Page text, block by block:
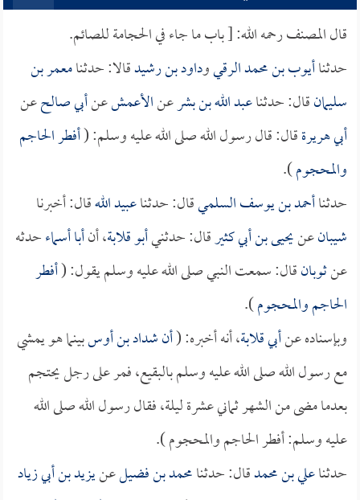
قال المصنف رحمه الله: [ باب ما جاء في الحجامة للصائم.
حدثناأيوب بن محمد الرقيوداود بن رشيدقالا: حدثنامعمر بن
سليمانقال: حدثناعبد الله بن بشرعنالأعمشعنأبي صالحعن
أبي هريرةقال: قال رسول الله صلى الله عليه وسلم: (أفطر الحاجم
والمحجوم).
حدثناأحمد بن يوسف السلميقال: حدثناعبيد اللهقال: أخبرنا
شيبانعنيحيى بن أبي كثيرقال: حدثنيأبو قلابة، أنأبا أسماءحدثه
عنثوبانقال: سمعت النبي صلى الله عليه وسلم يقول: (أفطر
الحاجم والمحجوم).
وبإسناده عنأبي قلابة، أنه أخبره: (أنشداد بن أوسبينما هو يمشي
مع رسول الله صلى الله عليه وسلم بالبقيع، فمر على رجل يحتجم
بعدما مضى من الشهر ثماني عشرة ليلة، فقال رسول الله صلى الله
عليه وسلم: أفطر الحاجم والمحجوم ).
حدثناعلي بن محمدقال: حدثنامحمد بن فضيلعنيزيد بن أبي زياد